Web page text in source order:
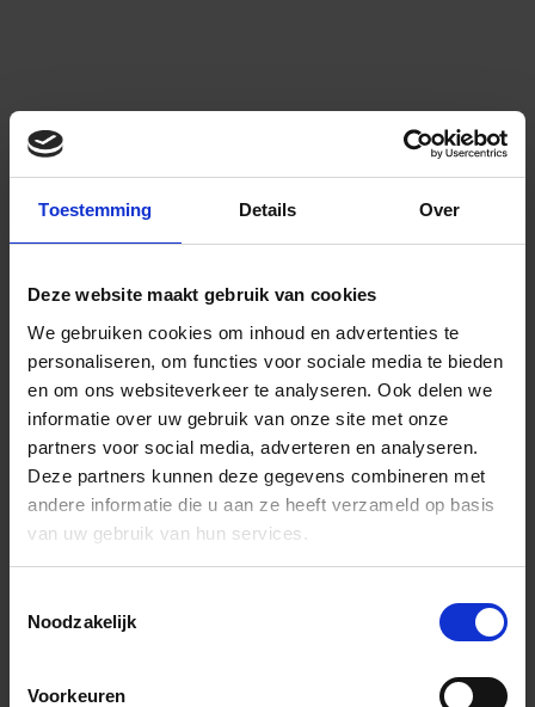
Toestemming Details Over
Deze website maakt gebruik van cookies
We gebruiken cookies om inhoud en advertenties te
personaliseren, om functies voor sociale media te bieden
en om ons websiteverkeer te analyseren. Ook delen we
informatie over uw gebruik van onze site met onze
partners voor social media, adverteren en analyseren.
Deze partners kunnen deze gegevens combineren met
andere informatie die u aan ze heeft verzameld op basis
van uw gebruik van hun services.
Noodzakelijk
Voorkeuren